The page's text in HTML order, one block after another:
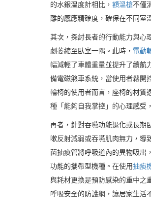
的水銀溫度計相比， 額溫槍不僅
離的感應精確度，確保在不同室
其次，探討長者的行動能力與心
劇萎縮至臥室一隅。此時， 電動
幅減輕了車體重量並提升了續航
備電磁煞車系統，當使用者鬆開
輪椅的使用者而言，座椅的材質
種「能夠自我掌控」的心理感受
再者，針對吞嚥功能退化或長期
嗽反射減弱或吞嚥肌肉無力，導
菌抽痰管將呼吸道內的異物吸出
功能的攜帶型機種。在使用抽痰
與耗材更換是預防感染的重中之
呼吸安全的防護網，讓居家生活